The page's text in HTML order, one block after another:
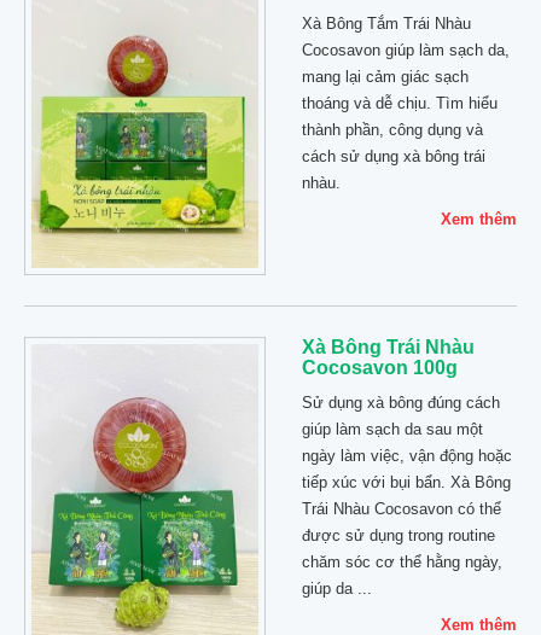
Xà Bông Tắm Trái Nhàu
Cocosavon giúp làm sạch da,
mang lại cảm giác sạch
thoáng và dễ chịu. Tìm hiểu
thành phần, công dụng và
cách sử dụng xà bông trái
nhàu.
Xem thêm
Xà Bông Trái Nhàu
Cocosavon 100g
Sử dụng xà bông đúng cách
giúp làm sạch da sau một
ngày làm việc, vận động hoặc
tiếp xúc với bụi bẩn. Xà Bông
Trái Nhàu Cocosavon có thể
được sử dụng trong routine
chăm sóc cơ thể hằng ngày,
giúp da ...
Xem thêm